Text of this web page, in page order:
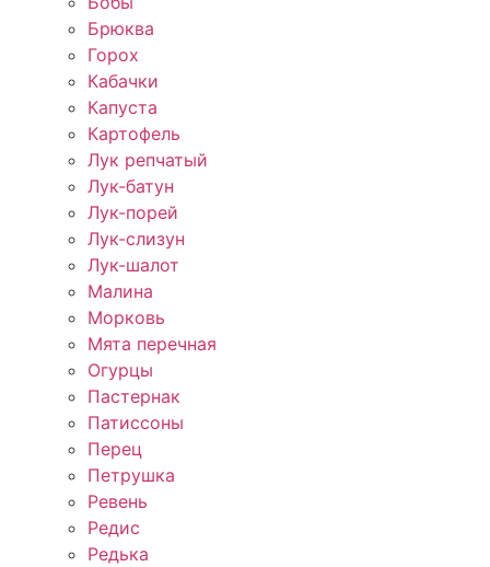
Брюква
Горох
Кабачки
Капуста
Картофель
Лук репчатый
Лук-батун
Лук-порей
Лук-слизун
Лук-шалот
Малина
Морковь
Мята перечная
Огурцы
Пастернак
Патиссоны
Перец
Петрушка
Ревень
Редис
Редька